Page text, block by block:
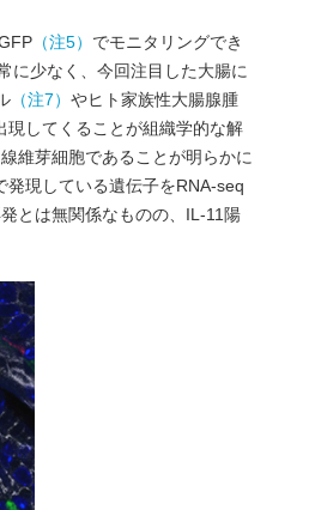
（注5） でモニタリングでき
に少なく、今回注目した大腸に
（注7） やヒト家族性大腸腺腫
してくることが組織学的な解
維芽細胞であることが明らかに
現している遺伝子をRNA-seq
とは無関係なものの、IL-11陽